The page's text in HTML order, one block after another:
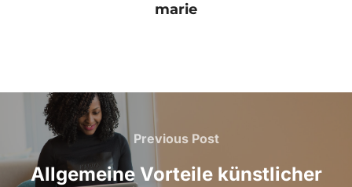
marie
Beitragsnavigation
Previous
Previous Post
Allgemeine Vorteile künstlicher